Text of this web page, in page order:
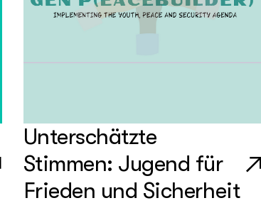
Unterschätzte
Stimmen: Jugend für
Frieden und Sicherheit